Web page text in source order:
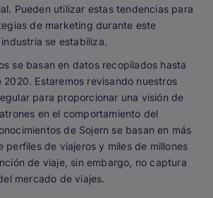
Pueden utilizar estas tendencias para
de marketing durante este
se estabiliza.
se basan en datos recopilados hasta
Estaremos revisando nuestros
para proporcionar una visión de
en el comportamiento del
de Sojern se basan en más
perfiles de viajeros y miles de millones
de viaje, sin embargo, no captura
mercado de viajes.